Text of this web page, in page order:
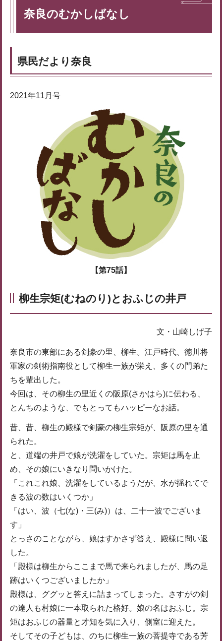
奈良のむかしばなし
県民だより奈良
2021年11月号
【第75話】
柳生宗矩(むねのり)とおふじの井戸
文・山崎しげ子
奈良市の東部にある剣豪の里、柳生。江戸時代、徳川将
軍家の剣術指南役として柳生一族が栄え、多くの門弟た
ちを輩出した。
今回は、その柳生の里近くの阪原(さかはら)に伝わる、
とんちのような、でもとってもハッピーなお話。
昔、昔、柳生の殿様で剣豪の柳生宗矩が、阪原の里を通
られた。
と、道端の井戸で娘が洗濯をしていた。宗矩は馬を止
め、その娘にいきなり問いかけた。
「これこれ娘、洗濯をしているようだが、水が揺れてで
きる波の数はいくつか」
「はい、波（七(な)・三(み)）は、二十一波でございま
す」
とっさのことながら、娘はすかさず答え、殿様に問い返
した。
「殿様は柳生からここまで馬で来られましたが、馬の足
跡はいくつございましたか」
殿様は、ググッと答えに詰まってしまった。さすがの剣
の達人も村娘に一本取られた格好。娘の名はおふじ。宗
矩はおふじの器量と才知を気に入り、側室に迎えた。
そしてその子どもは、のちに柳生一族の菩提寺である芳